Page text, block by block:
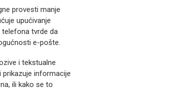
provesti manje
upućivanje
telefona tvrde da
e-pošte.
i tekstualne
prikazuje informacije
ili kako se to